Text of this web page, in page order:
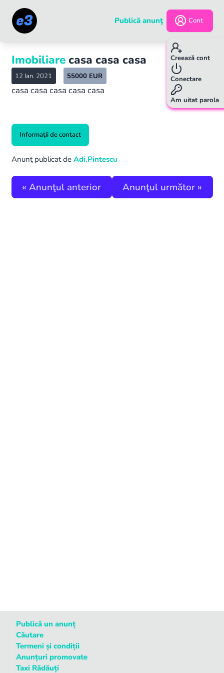
Publică anunţ Cont
Creează cont
Conectare
Am uitat parola
Imobiliare casa casa casa
12 Ian. 2021 55000 EUR
casa casa casa casa casa
Informaţii de contact
Anunţ publicat de Adi.Pintescu
« Anunţul anterior Anunţul următor »
Publică un anunț
Căutare
Termeni și condiții
Anunțuri promovate
Taxi Rădăuți